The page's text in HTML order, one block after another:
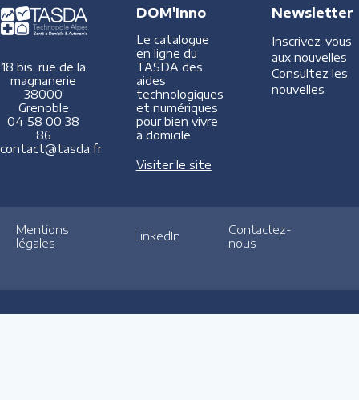
18 bis, rue de la
magnanerie
38000
Grenoble
04 58 00 38
86
contact@tasda.fr
DOM'Inno
Le catalogue
en ligne du
TASDA des
aides
technologiques
et numériques
pour bien vivre
à domicile
Visiter le site
Newsletter
Inscrivez-vous
aux nouvelles
Consultez les
nouvelles
Mentions
légales
LinkedIn
Contactez-
nous